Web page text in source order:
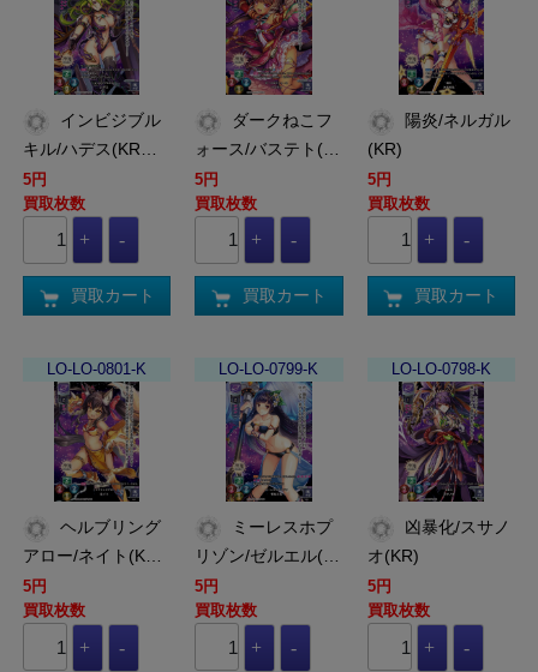
キル/ハデス(KR…
5円
買取枚数
買取カート
ォース/バステト(…
5円
買取枚数
買取カート
(KR)
5円
買取枚数
買取カート
LO-LO-0801-K
アロー/ネイト(K…
5円
買取枚数
LO-LO-0799-K
リゾン/ゼルエル(…
5円
買取枚数
LO-LO-0798-K
オ(KR)
5円
買取枚数